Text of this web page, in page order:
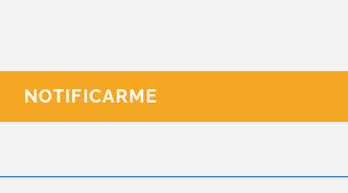
NOTIFICARME